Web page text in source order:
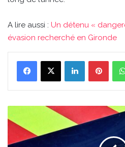
A lire aussi : Un détenu «
évasion recherché en Gironde
Linkedin
détenu
dangereux